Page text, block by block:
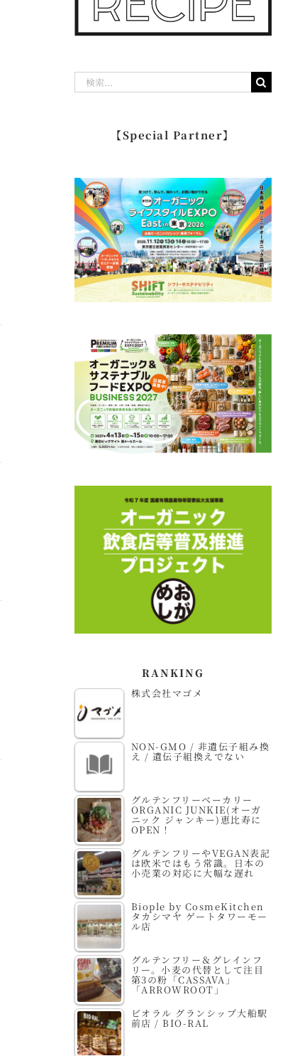
【Special Partner】
RANKING
株式会社マゴメ
NON-GMO / 非遺伝子組み換
え / 遺伝子組換えでない
グルテンフリーベーカリー
ORGANIC JUNKIE(オーガ
ニック ジャンキー)恵比寿に
OPEN！
グルテンフリーやVEGAN表記
は欧米ではもう常識。日本の
小売業の対応に大幅な遅れ
Biople by CosmeKitchen
タカシマヤ ゲートタワーモー
ル店
グルテンフリー＆グレインフ
リー。小麦の代替として注目
第3の粉「CASSAVA」
「ARROWROOT」
ビオラル グランシップ大船駅
前店 / BIO-RAL